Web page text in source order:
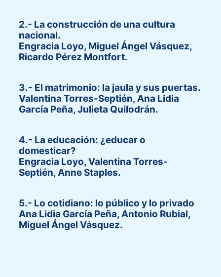
2.- La construcción de una cultura
nacional.
Engracia Loyo, Miguel Ángel Vásquez,
Ricardo Pérez Montfort.
3.- El matrimonio: la jaula y sus puertas.
Valentina Torres-Septién, Ana Lidia
García Peña, Julieta Quilodrán.
4.- La educación: ¿educar o
domesticar?
Engracia Loyo, Valentina Torres-
Septién, Anne Staples.
5.- Lo cotidiano: lo público y lo privado
Ana Lidia García Peña, Antonio Rubial,
Miguel Ángel Vásquez.